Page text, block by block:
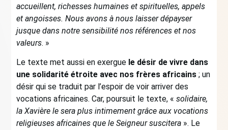
accueillent, richesses humaines et spirituelles, appels
et angoisses. Nous avons à nous laisser dépayser
jusque dans notre sensibilité nos références et nos
valeurs. »
Le texte met aussi en exergue le désir de vivre dans
une solidarité étroite avec nos frères africains ; un
désir qui se traduit par l’espoir de voir arriver des
vocations africaines. Car, poursuit le texte, «solidaire,
la Xavière le sera plus intimement grâce aux vocations
religieuses africaines que le Seigneur suscitera ». Le